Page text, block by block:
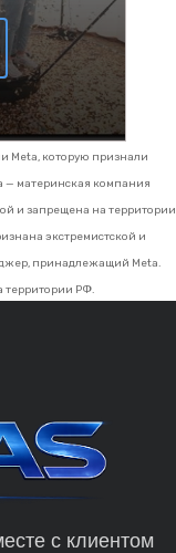
Meta, которую признали
— материнская компания
и запрещена на территории
экстремистской и
принадлежащий Meta.
территории РФ.
с клиентом